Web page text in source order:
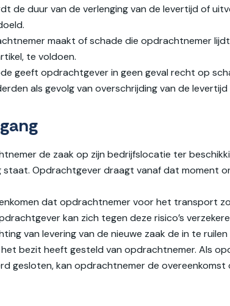
de duur van de verlenging van de levertijd of
maakt of schade die opdrachtnemer
te voldoen.
geeft opdrachtgever in geen geval recht op
als gevolg van overschrijding van de
de zaak op zijn bedrijfslocatie ter
Opdrachtgever draagt vanaf dat moment
dat opdrachtnemer voor het transport
kan zich tegen deze risico’s
van levering van de nieuwe zaak de in te
bezit heeft gesteld van opdrachtnemer. Als
gesloten, kan opdrachtnemer de overeenkomst